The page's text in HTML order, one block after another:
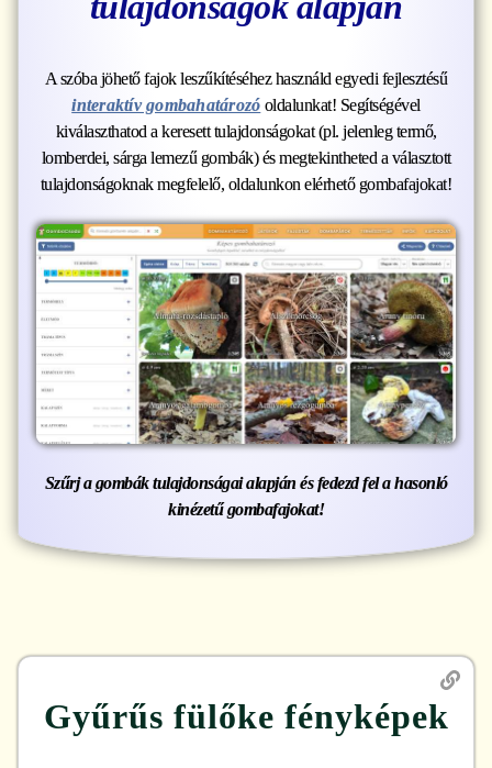
A szóba jöhető fajok leszűkítéséhez használd egyedi fejlesztésű
interaktív gombahatározó oldalunkat! Segítségével
kiválaszthatod a keresett tulajdonságokat (pl. jelenleg termő,
lomberdei, sárga lemezű gombák) és megtekintheted a választott
tulajdonságoknak megfelelő, oldalunkon elérhető gombafajokat!
Szűrj a gombák tulajdonságai alapján és fedezd fel a hasonló
kinézetű gombafajokat!
Gyűrűs fülőke fényképek